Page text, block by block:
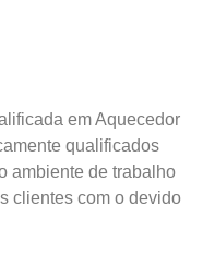
em Aquecedor
qualificados
ambiente de trabalho
clientes com o devido